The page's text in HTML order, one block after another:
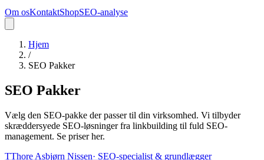
Om osKontaktShopSEO-analyse
Hjem
/
SEO Pakker
SEO Pakker
Vælg den SEO-pakke der passer til din virksomhed. Vi tilbyder
skræddersyede SEO-løsninger fra linkbuilding til fuld SEO-
management. Se priser her.
TThore Asbjørn Nissen· SEO-specialist & grundlægger